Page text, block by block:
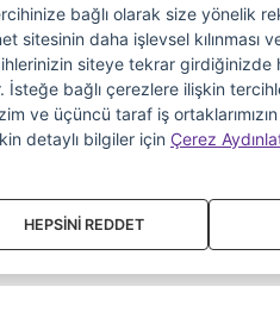
bağlı olarak size yönelik
sitesinin daha işlevsel kılınması
siteye tekrar girdiğinizde
bağlı çerezlere ilişkin
ve üçüncü taraf iş
detaylı bilgiler için Çerez
HEPSİNİ REDDET